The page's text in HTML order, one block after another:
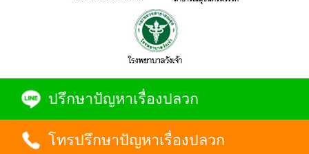
ปรึกษาปัญหาเรื่องปลวก
โทรปรึกษาปัญหาเรื่องปลวก